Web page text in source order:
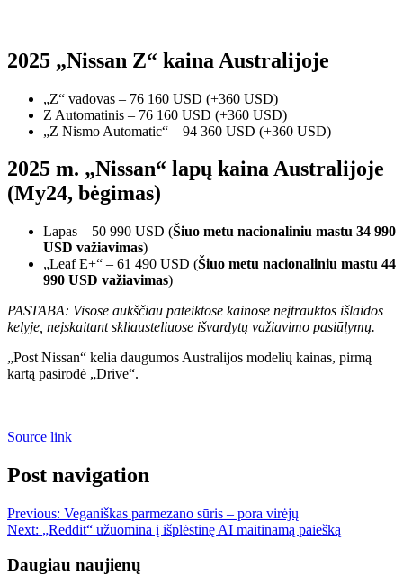
2025 „Nissan Z“ kaina Australijoje
„Z“ vadovas – 76 160 USD (+360 USD)
Z Automatinis – 76 160 USD (+360 USD)
„Z Nismo Automatic“ – 94 360 USD (+360 USD)
2025 m. „Nissan“ lapų kaina Australijoje
(My24, bėgimas)
Lapas – 50 990 USD (Šiuo metu nacionaliniu mastu 34 990
USD važiavimas)
„Leaf E+“ – 61 490 USD (Šiuo metu nacionaliniu mastu 44
990 USD važiavimas)
PASTABA: Visose aukščiau pateiktose kainose neįtrauktos išlaidos
kelyje, neįskaitant skliausteliuose išvardytų važiavimo pasiūlymų.
„Post Nissan“ kelia daugumos Australijos modelių kainas, pirmą
kartą pasirodė „Drive“.
Source link
Post navigation
Previous: Veganiškas parmezano sūris – pora virėjų
Next: „Reddit“ užuomina į išplėstinę AI maitinamą paiešką
Daugiau naujienų